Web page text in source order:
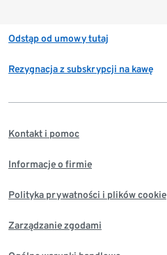
Odstąp od umowy tutaj
Rezygnacja z subskrypcji na kawę
Kontakt i pomoc
Informacje o firmie
Polityka prywatności i plików cookie
Zarządzanie zgodami